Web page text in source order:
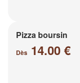
Pizza boursin
Dès 14.00 €